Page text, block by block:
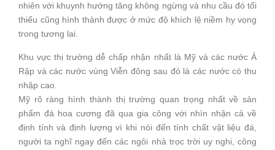
nhiên với khuynh hướng tăng không ngừng và nhu cầu đó tối
thiểu cũng hình thành được ở mức độ khích lệ niềm hy vọng
trong tương lai.
Khu vực thị trường dễ chấp nhận nhất là Mỹ và các nước Ả
Rập và các nước vùng Viễn đông sau đó là các nước có thu
nhập cao.
Mỹ rõ ràng hình thành thị trường quan trọng nhất về sản
phẩm đá hoa cương đã qua gia công với nhìn nhận cả về
định tính và định lượng vì khi nói đến tính chất vật liệu đá,
người ta nghĩ ngay đến các ngôi nhà trọc trời uy nghi, công